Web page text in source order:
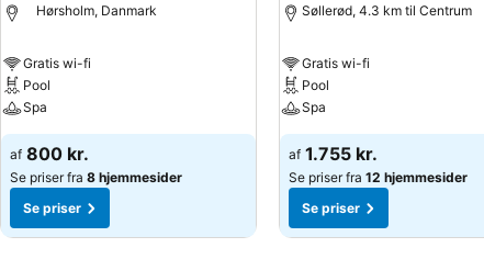
Hørsholm, Danmark
Gratis wi-fi
Pool
Spa
af 800 kr.
Se priser fra 8 hjemmesider
Se priser
Søllerød, 4.3 km til Centrum
Gratis wi-fi
Pool
Spa
af 1.755 kr.
Se priser fra 12 hjemmesider
Se priser